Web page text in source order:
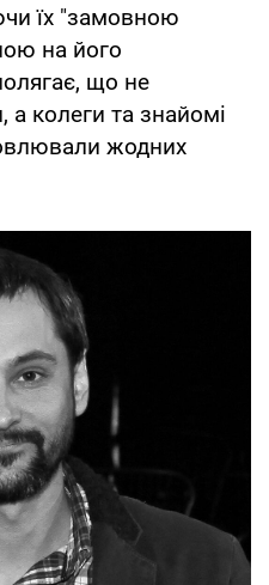
їх "замовною
на його
що не
колеги та знайомі
жодних